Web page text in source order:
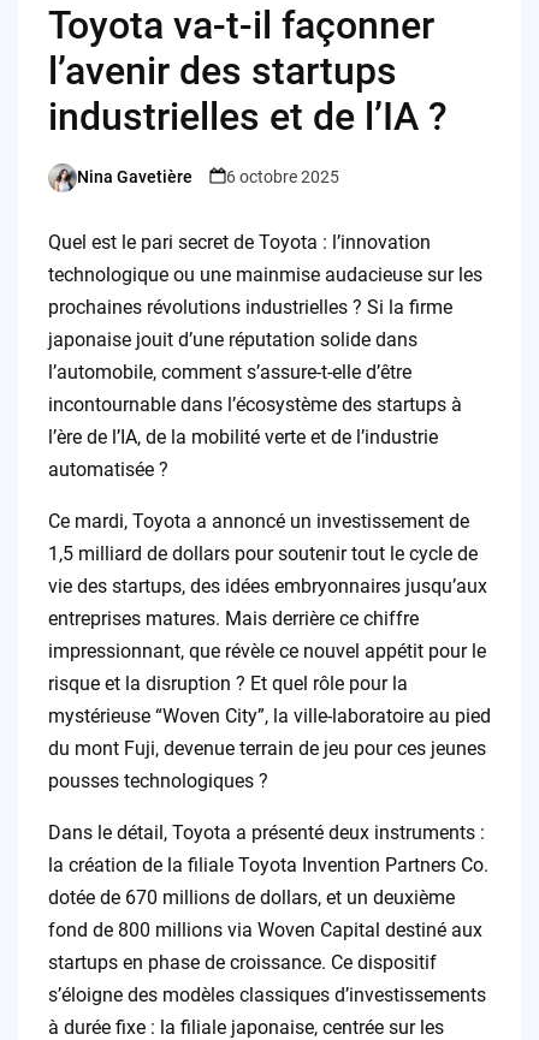
Toyota va-t-il façonner
l’avenir des startups
industrielles et de l’IA ?
Posted
Nina Gavetière 6 octobre 2025
Quel est le pari secret de Toyota : l’innovation
technologique ou une mainmise audacieuse sur les
prochaines révolutions industrielles ? Si la firme
japonaise jouit d’une réputation solide dans
l’automobile, comment s’assure-t-elle d’être
incontournable dans l’écosystème des startups à
l’ère de l’IA, de la mobilité verte et de l’industrie
automatisée ?
Ce mardi, Toyota a annoncé un investissement de
1,5 milliard de dollars pour soutenir tout le cycle de
vie des startups, des idées embryonnaires jusqu’aux
entreprises matures. Mais derrière ce chiffre
impressionnant, que révèle ce nouvel appétit pour le
risque et la disruption ? Et quel rôle pour la
mystérieuse “Woven City”, la ville-laboratoire au pied
du mont Fuji, devenue terrain de jeu pour ces jeunes
pousses technologiques ?
Dans le détail, Toyota a présenté deux instruments :
la création de la filiale Toyota Invention Partners Co.
dotée de 670 millions de dollars, et un deuxième
fond de 800 millions via Woven Capital destiné aux
startups en phase de croissance. Ce dispositif
s’éloigne des modèles classiques d’investissements
à durée fixe : la filiale japonaise, centrée sur les